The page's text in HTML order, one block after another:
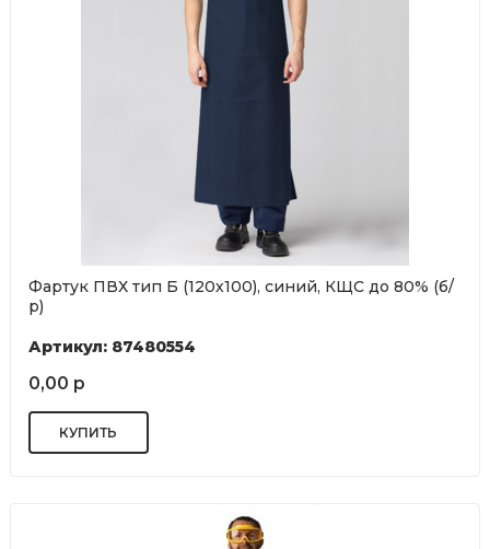
Фартук ПВХ тип Б (120х100), синий, КЩС до 80% (б/
р)
Артикул: 87480554
0,00 р